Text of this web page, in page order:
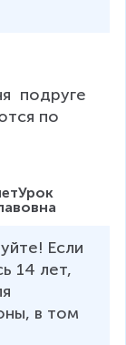
подруге
по
Если
14 лет,
в том